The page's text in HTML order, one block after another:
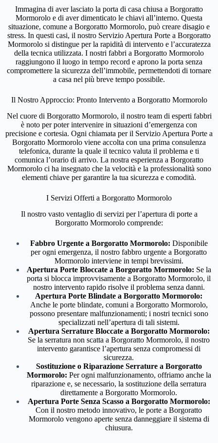
Immagina di aver lasciato la porta di casa chiusa a Borgoratto
Mormorolo e di aver dimenticato le chiavi all’interno. Questa
situazione, comune a Borgoratto Mormorolo, può creare disagio e
stress. In questi casi, il nostro Servizio Apertura Porte a Borgoratto
Mormorolo si distingue per la rapidità di intervento e l’accuratezza
della tecnica utilizzata. I nostri fabbri a Borgoratto Mormorolo
raggiungono il luogo in tempo record e aprono la porta senza
compromettere la sicurezza dell’immobile, permettendoti di tornare
a casa nel più breve tempo possibile.
Il Nostro Approccio: Pronto Intervento a Borgoratto Mormorolo
Nel cuore di Borgoratto Mormorolo, il nostro team di esperti fabbri
è noto per poter intervenire in situazioni d’emergenza con
precisione e cortesia. Ogni chiamata per il Servizio Apertura Porte a
Borgoratto Mormorolo viene accolta con una prima consulenza
telefonica, durante la quale il tecnico valuta il problema e ti
comunica l’orario di arrivo. La nostra esperienza a Borgoratto
Mormorolo ci ha insegnato che la velocità e la professionalità sono
elementi chiave per garantire la tua sicurezza e comodità.
I Servizi Offerti a Borgoratto Mormorolo
Il nostro vasto ventaglio di servizi per l’apertura di porte a
Borgoratto Mormorolo comprende:
Fabbro Urgente a Borgoratto Mormorolo: Disponibile
per ogni emergenza, il nostro fabbro urgente a Borgoratto
Mormorolo interviene in tempi brevissimi.
Apertura Porte Bloccate a Borgoratto Mormorolo: Se la
porta si blocca improvvisamente a Borgoratto Mormorolo, il
nostro intervento rapido risolve il problema senza danni.
Apertura Porte Blindate a Borgoratto Mormorolo:
Anche le porte blindate, comuni a Borgoratto Mormorolo,
possono presentare malfunzionamenti; i nostri tecnici sono
specializzati nell’apertura di tali sistemi.
Apertura Serrature Bloccate a Borgoratto Mormorolo:
Se la serratura non scatta a Borgoratto Mormorolo, il nostro
intervento garantisce l’apertura senza compromessi di
sicurezza.
Sostituzione o Riparazione Serrature a Borgoratto
Mormorolo: Per ogni malfunzionamento, offriamo anche la
riparazione e, se necessario, la sostituzione della serratura
direttamente a Borgoratto Mormorolo.
Apertura Porte Senza Scasso a Borgoratto Mormorolo:
Con il nostro metodo innovativo, le porte a Borgoratto
Mormorolo vengono aperte senza danneggiare il sistema di
chiusura.